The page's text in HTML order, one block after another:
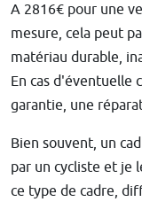
A 2816€ pour une
mesure, cela peut
matériau durable,
En cas d'éventuelle
garantie, une
Bien souvent, un
par un cycliste et je
ce type de cadre,